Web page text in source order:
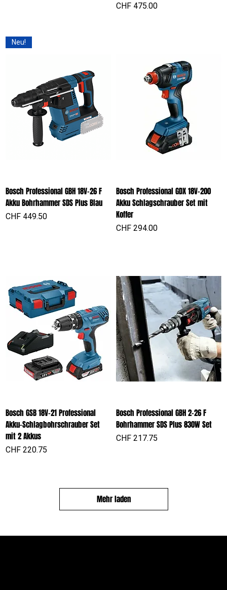
Preis
CHF 475.00
Neu!
Bosch Professional GBH 18V-26 F
Akku Bohrhammer SDS Plus Blau
Preis
CHF 449.50
Bosch Professional GDX 18V-200
Akku Schlagschrauber Set mit
Koffer
Preis
CHF 294.00
Bosch GSB 18V-21 Professional
Akku-Schlagbohrschrauber Set
mit 2 Akkus
Preis
CHF 220.75
Bosch Professional GBH 2-26 F
Bohrhammer SDS Plus 830W Set
Preis
CHF 217.75
Mehr laden